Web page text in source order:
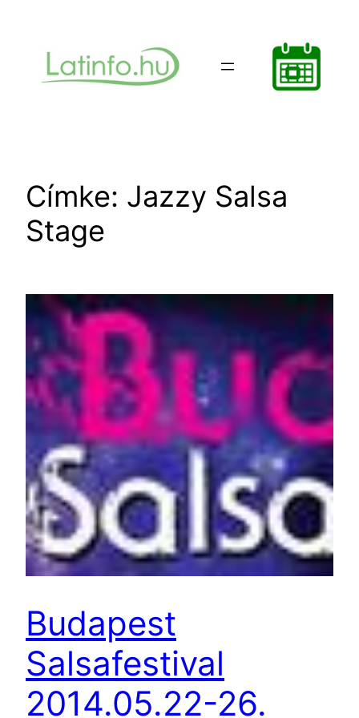
tartalomhoz
Címke: Jazzy Salsa
Stage
Budapest
Salsafestival
2014.05.22-26.